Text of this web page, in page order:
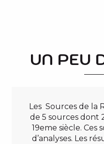
UN PEU
Les Sources de la
de 5 sources dont
19eme siècle. Ces
d’analyses. Les